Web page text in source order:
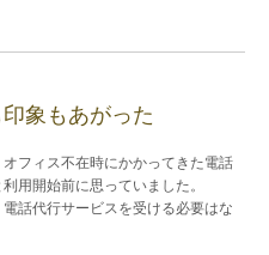
象もあがった
フィス不在時にかかってきた電話
用開始前に思っていました。
話代行サービスを受ける必要はな